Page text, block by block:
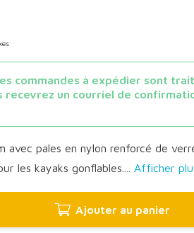
commandes à expédier sont
recevrez un courriel de
avec pales en nylon renforcé de
les kayaks gonflables.... Afficher
Ajouter au panier